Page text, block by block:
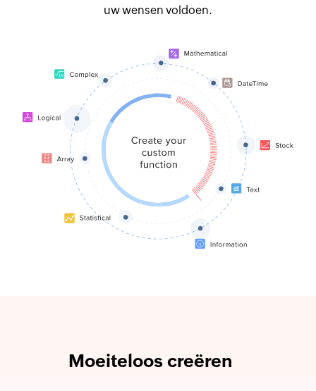
uw wensen voldoen.
Moeiteloos creëren